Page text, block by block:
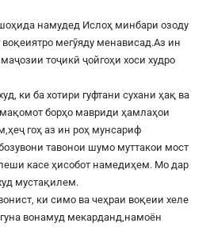
намудед Ислоҳ минбари озоду
воқеиятро мегӯяду менависад.Аз ин
тоҷикӣ ҷойгоҳи хоси худро
ки ба хотири гуфтани сухани ҳақ ва
борҳо мавриди ҳамлаҳои
гоҳ аз ин роҳ мунсариф
тавонои шумо муттакои мост
касе ҳисобот намедиҳем. Мо дар
мустақилем.
ки симо ва чеҳраи воқеии хеле
вонамуд мекарданд,намоён